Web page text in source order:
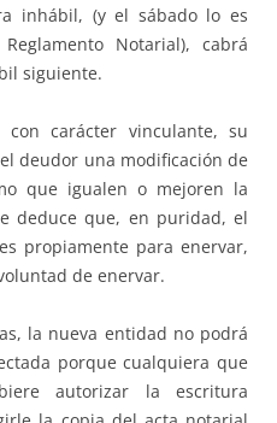
inhábil, (y el sábado lo es
Notarial), cabrá
siguiente.
carácter vinculante, su
deudor una modificación de
que igualen o mejoren la
deduce que, en puridad, el
propiamente para enervar,
de enervar.
la nueva entidad no podrá
porque cualquiera que
autorizar la escritura